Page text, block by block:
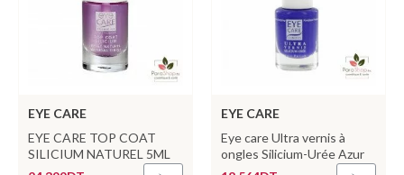
EYE CARE
EYE CARE TOP COAT
SILICIUM NATUREL 5ML
EYE CARE
Eye care Ultra vernis à
ongles Silicium-Urée Azur